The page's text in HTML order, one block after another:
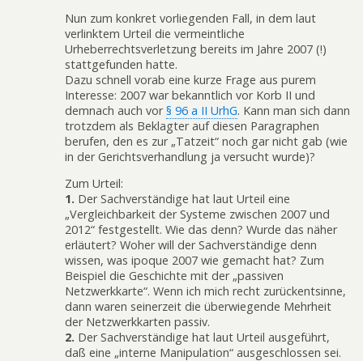
Nun zum konkret vorliegenden Fall, in dem laut
verlinktem Urteil die vermeintliche
Urheberrechtsverletzung bereits im Jahre 2007 (!)
stattgefunden hatte.
Dazu schnell vorab eine kurze Frage aus purem
Interesse: 2007 war bekanntlich vor Korb II und
demnach auch vor§ 96 a II UrhG. Kann man sich dann
trotzdem als Beklagter auf diesen Paragraphen
berufen, den es zur „Tatzeit“ noch gar nicht gab (wie
in der Gerichtsverhandlung ja versucht wurde)?
Zum Urteil:
1. Der Sachverständige hat laut Urteil eine
„Vergleichbarkeit der Systeme zwischen 2007 und
2012“ festgestellt. Wie das denn? Wurde das näher
erläutert? Woher will der Sachverständige denn
wissen, was ipoque 2007 wie gemacht hat? Zum
Beispiel die Geschichte mit der „passiven
Netzwerkkarte“. Wenn ich mich recht zurückentsinne,
dann waren seinerzeit die überwiegende Mehrheit
der Netzwerkkarten passiv.
2. Der Sachverständige hat laut Urteil ausgeführt,
daß eine „interne Manipulation“ ausgeschlossen sei.